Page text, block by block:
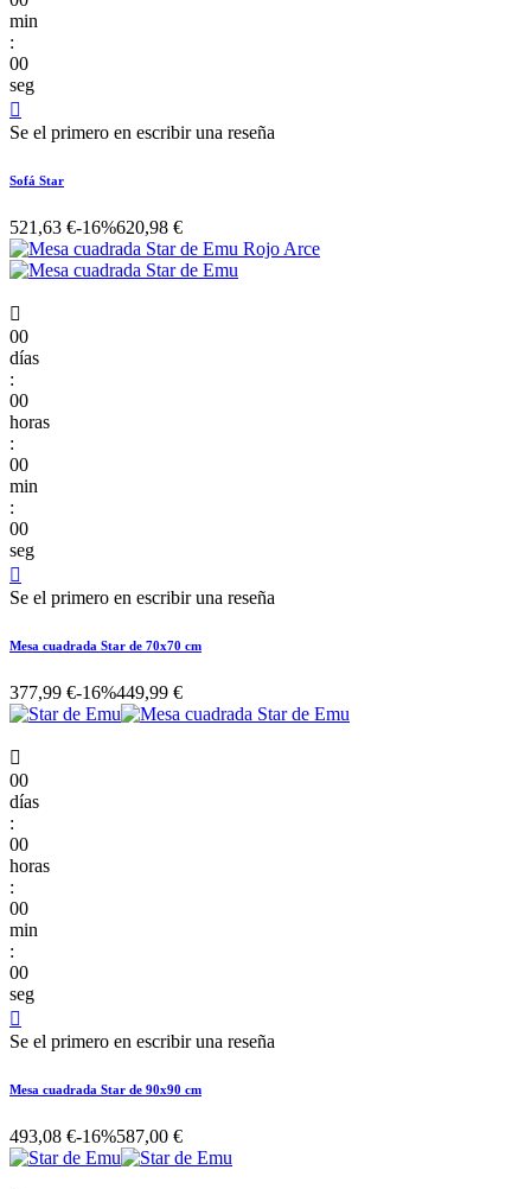
min
:
00
seg

Se el primero en escribir una reseña
Sofá Star
521,63 €-16%620,98 €

00
días
:
00
horas
:
00
min
:
00
seg

Se el primero en escribir una reseña
Mesa cuadrada Star de 70x70 cm
377,99 €-16%449,99 €

00
días
:
00
horas
:
00
min
:
00
seg

Se el primero en escribir una reseña
Mesa cuadrada Star de 90x90 cm
493,08 €-16%587,00 €